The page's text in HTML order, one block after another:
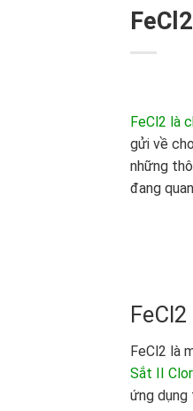
FeCl2 là
gửi về
những
đang
FeCl2
FeCl 2 là
Sắt II
ứng dụng